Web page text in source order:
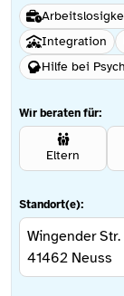
Integration
Hilfe bei
Wir beraten für:
Eltern
Standort(e):
Wingender
41462 Neuss